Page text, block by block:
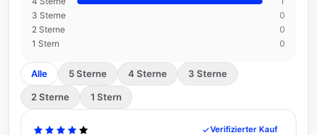
3 Sterne
0
2 Sterne
0
1 Stern
0
Alle 5 Sterne 4 Sterne 3 Sterne
2 Sterne 1 Stern
Verifizierter Kauf